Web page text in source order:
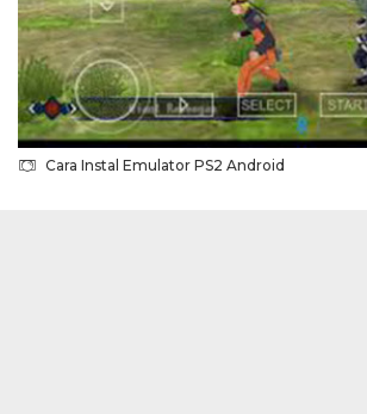
Cara Instal Emulator PS2 Android